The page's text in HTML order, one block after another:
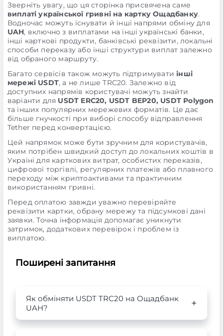
Зверніть увагу, що ця сторінка присвячена саме
виплаті української гривні на картку Ощадбанку.
Водночас можуть існувати й інші напрями обміну для
UAH, включно з виплатами на інші українські банки,
інші карткові продукти, банківські реквізити, локальні
способи переказу або інші структури виплат залежно
від обраного маршруту.
Багато сервісів також можуть підтримуватиінші
мережі USDT, а не лише TRC20. Залежно від
доступних напрямів користувачі можуть знайти
варіанти для USDT ERC20, USDT BEP20, USDT Polygon
та інших популярних мережевих форматів. Це дає
більше гнучкості при виборі способу відправлення
Tether перед конвертацією.
Цей напрямок може бути зручним для користувачів,
яким потрібен швидкий доступ до локальних коштів в
Україні для карткових витрат, особистих переказів,
цифрової торгівлі, регулярних платежів або плавного
переходу між криптоактивами та практичним
використанням гривні.
Перед оплатою завжди уважно перевіряйте
реквізити картки, обрану мережу та підсумкові дані
заявки. Точна інформація допомагає уникнути
затримок, додаткових перевірок і проблем із
виплатою.
Поширені запитання
Як обміняти USDT TRC20 на Ощадбанк
UAH?